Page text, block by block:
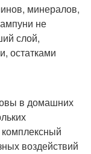
минералов,
не
слой,
остатками
в домашних
воздействий